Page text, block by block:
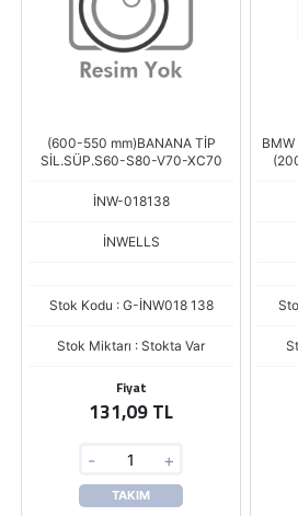
(600-550 mm)BANANA TİP
SİL.SÜP.S60-S80-V70-XC70
İNW-018138
İNWELLS
Stok Kodu : G-İNW018 138
Stok Miktarı : Stokta Var
Fiyat
131,09 TL
- +
TAKIM